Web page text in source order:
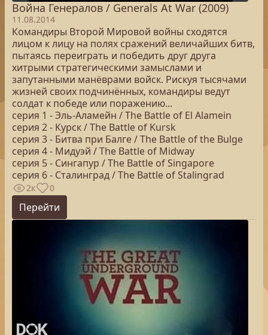
Война Генералов / Generals At War (2009)
11.08.2014
Командиры Второй Мировой войны сходятся
лицом к лицу на полях сражений величайших битв,
пытаясь переиграть и победить друг друга
хитрыми стратегическими замыслами и
запутанными манёврами войск. Рискуя тысячами
жизней своих подчинённых, командиры ведут
солдат к победе или поражению...
серия 1 - Эль-Аламейн / The Battle of El Alamein
серия 2 - Курск / The Battle of Kursk
серия 3 - Битва при Балге / The Battle of the Bulge
серия 4 - Мидуэй / The Battle of Midway
серия 5 - Сингапур / The Battle of Singapore
серия 6 - Сталинград / The Battle of Stalingrad
2к 0
Перейти